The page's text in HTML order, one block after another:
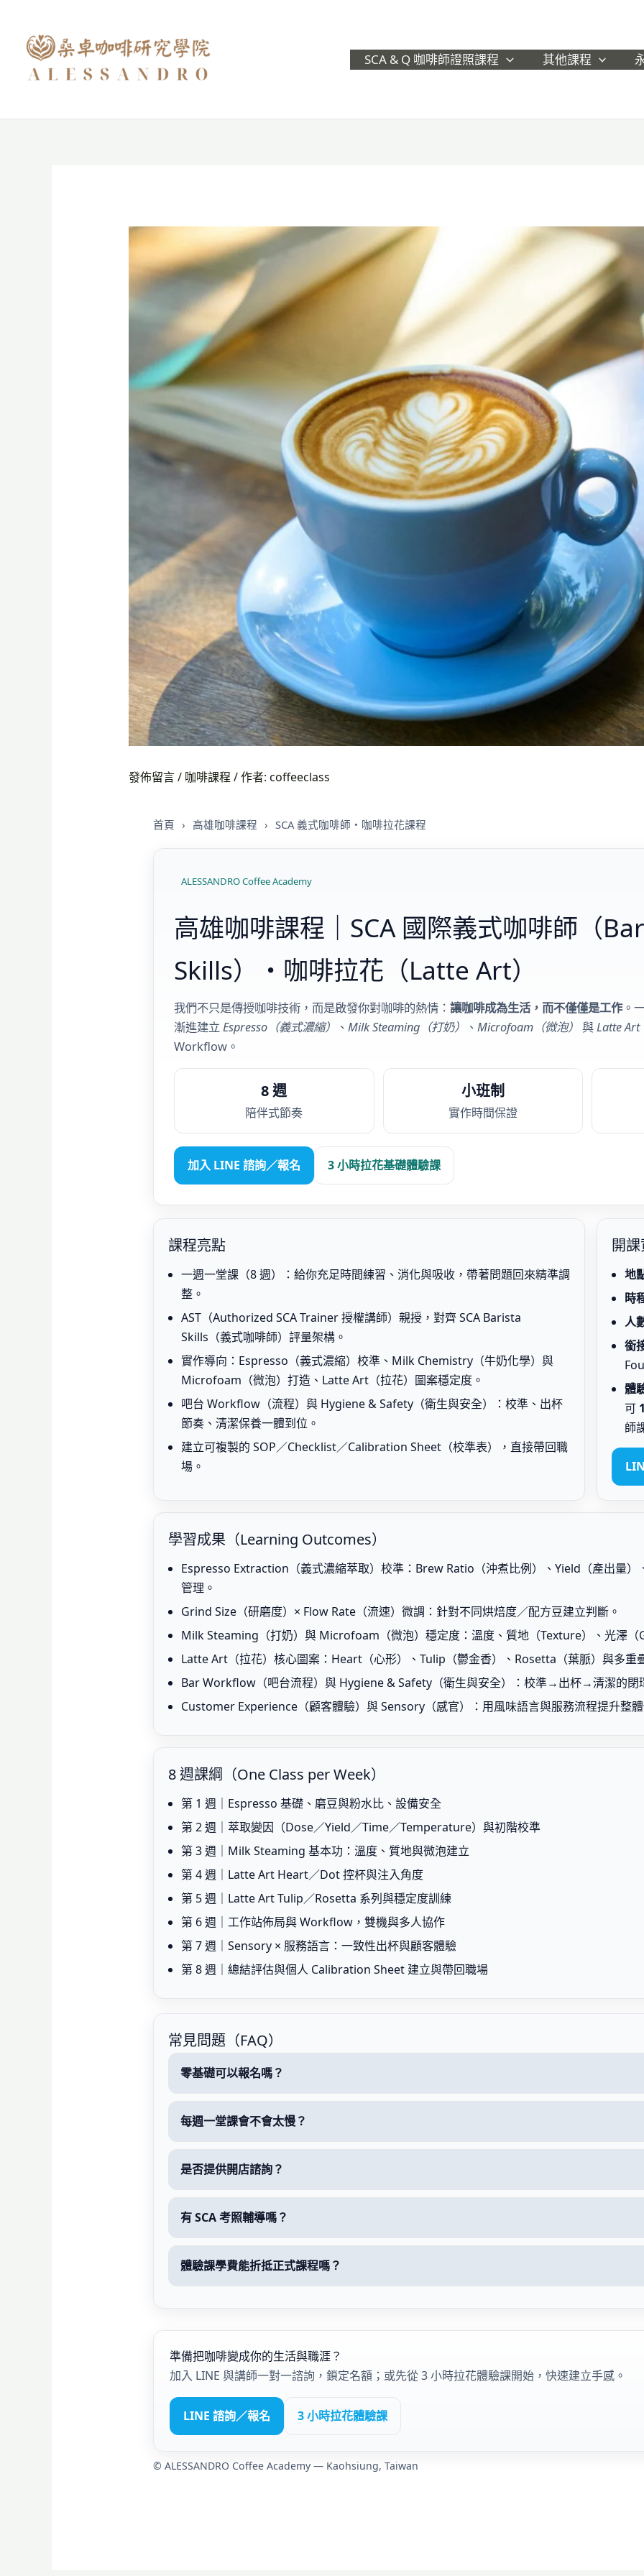
SCA & Q 咖啡師證照課程 其他課程
發佈留言/ 咖啡課程 / 作者: coffeeclass
首頁 › 高雄咖啡課程 › SCA 義式咖啡師・咖啡拉花課程
ALESSANDRO Coffee Academy
高雄咖啡課程｜SCA 國際義式咖啡師（
Skills）・咖啡拉花（Latte Art）
我們不只是傳授咖啡技術，而是啟發你對咖啡的熱情： 讓咖啡成為生活，而不僅僅是工作。
漸進建立 Espresso（義式濃縮） 、 Milk Steaming（打奶） 、 Microfoam（微泡） 與Latte Art
Workflow。
8 週
陪伴式節奏
小班制
實作時間保證
加入 LINE 諮詢／報名 3 小時拉花基礎體驗課
課程亮點
一週一堂課（8 週）：給你充足時間練習、消化與吸收，帶著問題回來精準調
整。
AST（Authorized SCA Trainer 授權講師）親授，對齊 SCA Barista
Skills（義式咖啡師）評量架構。
實作導向：Espresso（義式濃縮）校準、Milk Chemistry（牛奶化學）與
Microfoam（微泡）打造、Latte Art（拉花）圖案穩定度。
吧台 Workflow（流程）與 Hygiene & Safety（衛生與安全）：校準、出杯
節奏、清潔保養一體到位。
建立可複製的 SOP／Checklist／Calibration Sheet（校準表），直接帶回職
場。
開
地
時
人
銜
體
可
師
學習成果（Learning Outcomes）
Espresso Extraction（義式濃縮萃取）校準：Brew Ratio（沖煮比例）、Yield（產出量）
管理。
Grind Size（研磨度）× Flow Rate（流速）微調：針對不同烘焙度／配方豆建立判斷。
Milk Steaming（打奶）與 Microfoam（微泡）穩定度：溫度、質地（Texture）、光澤（
Latte Art（拉花）核心圖案：Heart（心形）、Tulip（鬱金香）、Rosetta（葉脈）與多重
Bar Workflow（吧台流程）與 Hygiene & Safety（衛生與安全）：校準→出杯→清潔的閉
Customer Experience（顧客體驗）與 Sensory（感官）：用風味語言與服務流程提升整
8 週課綱（One Class per Week）
第 1 週｜Espresso 基礎、磨豆與粉水比、設備安全
第 2 週｜萃取變因（Dose／Yield／Time／Temperature）與初階校準
第 3 週｜Milk Steaming 基本功：溫度、質地與微泡建立
第 4 週｜Latte Art Heart／Dot 控杯與注入角度
第 5 週｜Latte Art Tulip／Rosetta 系列與穩定度訓練
第 6 週｜工作站佈局與 Workflow，雙機與多人協作
第 7 週｜Sensory × 服務語言：一致性出杯與顧客體驗
第 8 週｜總結評估與個人 Calibration Sheet 建立與帶回職場
常見問題（FAQ）
零基礎可以報名嗎？
每週一堂課會不會太慢？
是否提供開店諮詢？
有 SCA 考照輔導嗎？
體驗課學費能折抵正式課程嗎？
準備把咖啡變成你的生活與職涯？
加入 LINE 與講師一對一諮詢，鎖定名額；或先從 3 小時拉花體驗課開始，快速建立手感。
LINE 諮詢／報名 3 小時拉花體驗課
© ALESSANDRO Coffee Academy — Kaohsiung, Taiwan